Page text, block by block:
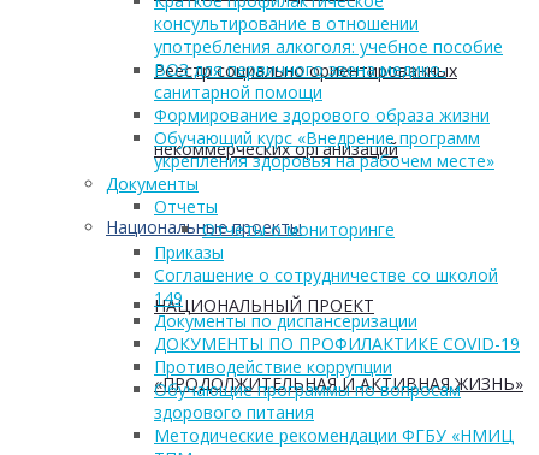
Реестр социально ориентированных
некоммерческих организаций
Национальные проекты
НАЦИОНАЛЬНЫЙ ПРОЕКТ
«ПРОДОЛЖИТЕЛЬНАЯ И АКТИВНАЯ ЖИЗНЬ»
консультирование в отношении
употребления алкоголя: учебное пособие
ВОЗ для первичного звена медико-
санитарной помощи
Формирование здорового образа жизни
Обучающий курс «Внедрение программ
укрепления здоровья на рабочем месте»
Документы
Отчеты
Отчеты о мониторинге
Приказы
Соглашение о сотрудничестве со школой
149
Документы по диспансеризации
ДОКУМЕНТЫ ПО ПРОФИЛАКТИКЕ COVID-19
Противодействие коррупции
Обучающие программы по вопросам
здорового питания
Методические рекомендации ФГБУ «НМИЦ